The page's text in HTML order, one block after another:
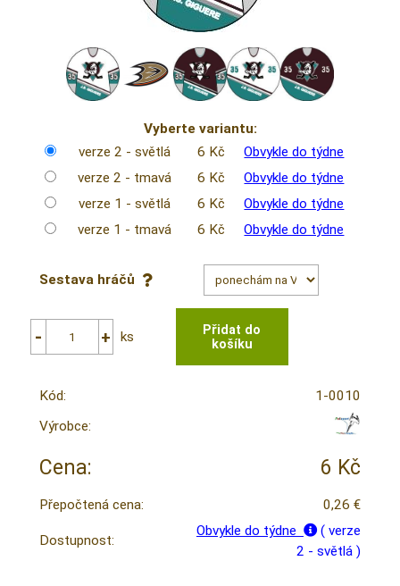
Vyberte variantu:
verze 2 - světlá
6 Kč
Obvykle do týdne
verze 2 - tmavá
6 Kč
Obvykle do týdne
verze 1 - světlá
6 Kč
Obvykle do týdne
verze 1 - tmavá
6 Kč Obvykle do týdne
Sestava hráčů
ks
Kód:
1-0010
Výrobce:
Cena: 6 Kč
Přepočtená cena: 0,26 €
Dostupnost:
Obvykle do týdne
( verze
2 - světlá )